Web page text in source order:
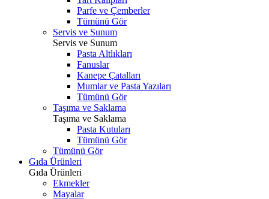
Parfe ve Çemberler
Tümünü Gör
Servis ve Sunum
Servis ve Sunum
Pasta Altlıkları
Fanuslar
Kanepe Çatalları
Mumlar ve Pasta Yazıları
Tümünü Gör
Taşıma ve Saklama
Taşıma ve Saklama
Pasta Kutuları
Tümünü Gör
Tümünü Gör
Gıda Ürünleri
Gıda Ürünleri
Ekmekler
Mayalar